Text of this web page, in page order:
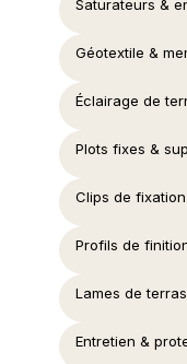
Saturateurs &
Géotextile &
Éclairage de
Plots fixes &
Clips de fixation
Profils de
Lames de
Entretien &